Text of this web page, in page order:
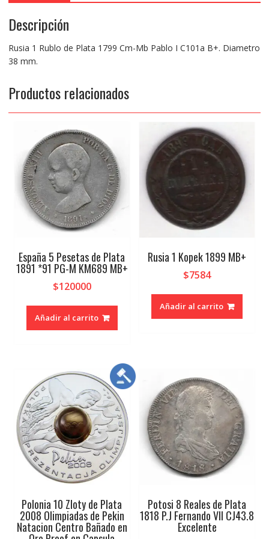
Descripción
Rusia 1 Rublo de Plata 1799 Cm-Mb Pablo I C101a B+. Diametro
38 mm.
Productos relacionados
España 5 Pesetas de Plata
1891 *91 PG-M KM689 MB+
$120000
Añadir al carrito
Rusia 1 Kopek 1899 MB+
$7584
Añadir al carrito
Polonia 10 Zloty de Plata
2008 Olimpiadas de Pekin
Natacion Centro Bañado en
Potosi 8 Reales de Plata
1818 P.J Fernando VII CJ43.8
Excelente